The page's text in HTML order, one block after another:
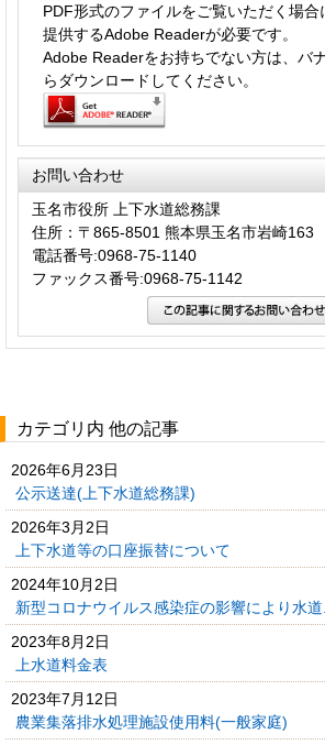
PDF形式のファイルをご覧いただく場
提供するAdobe Readerが必要です。
Adobe Readerをお持ちでない方は、バ
らダウンロードしてください。
お問い合わせ
玉名市役所 上下水道総務課
住所：〒865-8501 熊本県玉名市岩崎163
電話番号:0968-75-1140
ファックス番号:0968-75-1142
カテゴリ内 他の記事
2026年6月23日
公示送達(上下水道総務課)
2026年3月2日
上下水道等の口座振替について
2024年10月2日
新型コロナウイルス感染症の影響により水道
2023年8月2日
上水道料金表
2023年7月12日
農業集落排水処理施設使用料(一般家庭)